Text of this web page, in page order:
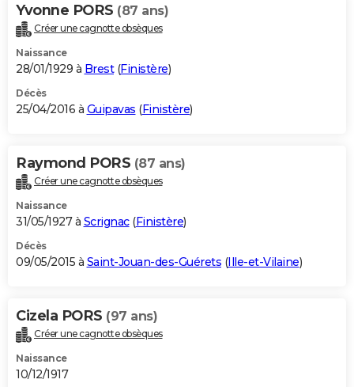
Yvonne PORS (87 ans)
Créer une cagnotte obsèques
Naissance
28/01/1929 à Brest(Finistère)
Décès
25/04/2016 à Guipavas (Finistère)
Raymond PORS (87 ans)
Créer une cagnotte obsèques
Naissance
31/05/1927 à Scrignac(Finistère)
Décès
09/05/2015 à Saint-Jouan-des-Guérets (Ille-et-Vilaine)
Cizela PORS (97 ans)
Créer une cagnotte obsèques
Naissance
10/12/1917